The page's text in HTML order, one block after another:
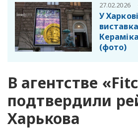
27.02.2026
У
(фото)
В агентстве
подтвердили
Харькова